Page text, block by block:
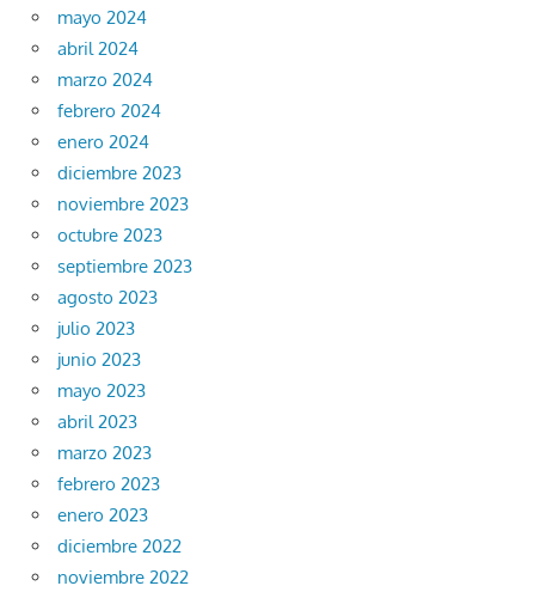
mayo 2024
abril 2024
marzo 2024
febrero 2024
enero 2024
diciembre 2023
noviembre 2023
octubre 2023
septiembre 2023
agosto 2023
julio 2023
junio 2023
mayo 2023
abril 2023
marzo 2023
febrero 2023
enero 2023
diciembre 2022
noviembre 2022